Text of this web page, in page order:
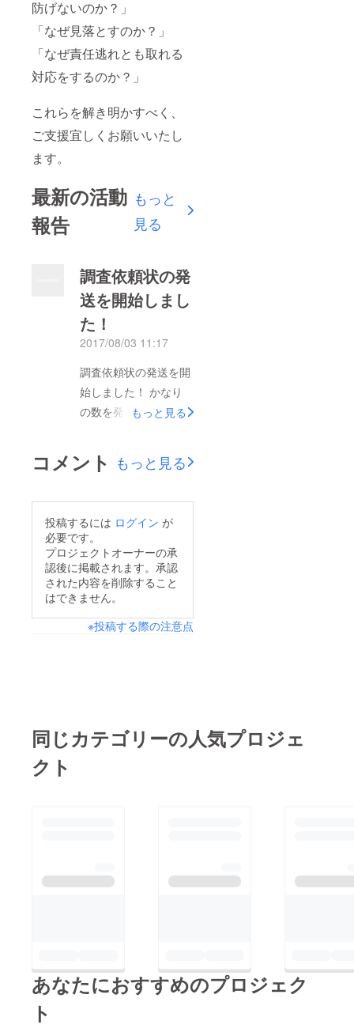
防げないのか？」
「なぜ見落とすのか？」
「なぜ責任逃れとも取れる
対応をするのか？」
これらを解き明かすべく、
ご支援宜しくお願いいたし
ます。
最新の活動
報告
もっと
見る
調査依頼状の発
送を開始しまし
た！
2017/08/03 11:17
調査依頼状の発送を開
始しました！ かなり
の数を発送しました
一つも調査に応じても
で、そうしたら追加で
依頼状を発送しなけれ
ばなりません。 必ず
や本調査を成功させる
ため、皆様のご支援を
お待ちしております！
もっと見る
コメント もっと見る
投稿するには ログイン が
必要です。
プロジェクトオーナーの承
認後に掲載されます。承認
された内容を削除すること
はできません。
※投稿する際の注意点
同じカテゴリーの人気プロジェ
クト
あなたにおすすめのプロジェク
ト